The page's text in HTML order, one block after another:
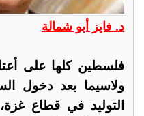
د. فايز أبو شمالة
فلسطين كلها على
ولاسيما بعد دخول
التوليد في قطاع